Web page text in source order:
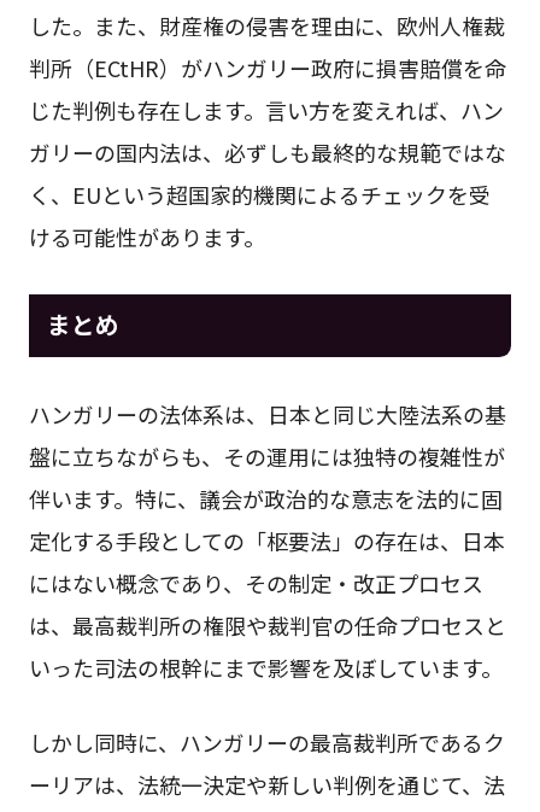
した。また、財産権の侵害を理由に、欧州人権裁
判所（ECtHR）がハンガリー政府に損害賠償を命
じた判例も存在します。言い方を変えれば、ハン
ガリーの国内法は、必ずしも最終的な規範ではな
く、EUという超国家的機関によるチェックを受
ける可能性があります。
まとめ
ハンガリーの法体系は、日本と同じ大陸法系の基
盤に立ちながらも、その運用には独特の複雑性が
伴います。特に、議会が政治的な意志を法的に固
定化する手段としての「枢要法」の存在は、日本
にはない概念であり、その制定・改正プロセス
は、最高裁判所の権限や裁判官の任命プロセスと
いった司法の根幹にまで影響を及ぼしています。
しかし同時に、ハンガリーの最高裁判所であるク
ーリアは、法統一決定や新しい判例を通じて、法